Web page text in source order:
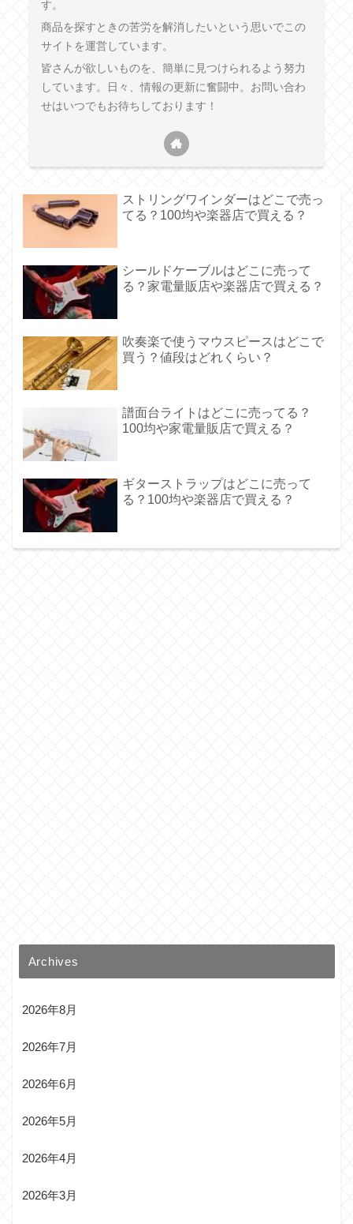
す。
商品を探すときの苦労を解消したいという思いでこの
サイトを運営しています。
皆さんが欲しいものを、簡単に見つけられるよう努力
しています。日々、情報の更新に奮闘中。お問い合わ
せはいつでもお待ちしております！
ストリングワインダーはどこで売っ
てる？100均や楽器店で買える？
シールドケーブルはどこに売って
る？家電量販店や楽器店で買える？
吹奏楽で使うマウスピースはどこで
買う？値段はどれくらい？
譜面台ライトはどこに売ってる？
100均や家電量販店で買える？
ギターストラップはどこに売って
る？100均や楽器店で買える？
Archives
2026年8月
2026年7月
2026年6月
2026年5月
2026年4月
2026年3月